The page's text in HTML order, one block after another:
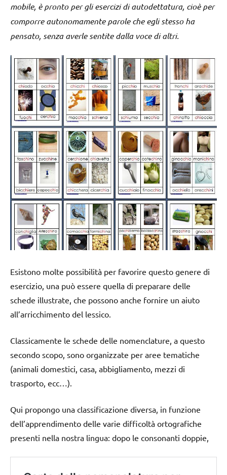
mobile, è pronto per gli esercizi di autodettatura, cioè per
comporre autonomamente parole che egli stesso ha
pensato, senza averle sentite dalla voce di altri.
Esistono molte possibilità per favorire questo genere di
esercizio, una può essere quella di preparare delle
schede illustrate, che possono anche fornire un aiuto
all’arricchimento del lessico.
Classicamente le schede delle nomenclature, a questo
secondo scopo, sono organizzate per aree tematiche
(animali domestici, casa, abbigliamento, mezzi di
trasporto, ecc…).
Qui propongo una classificazione diversa, in funzione
dell’apprendimento delle varie difficoltà ortografiche
presenti nella nostra lingua: dopo le consonanti doppie,